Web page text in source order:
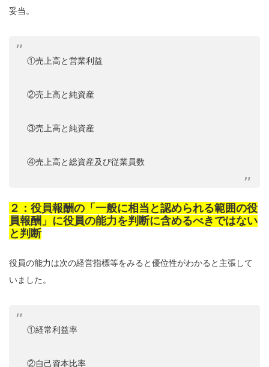
妥当。
①売上高と営業利益
②売上高と純資産
③売上高と純資産
④売上高と総資産及び従業員数
２：役員報酬の「一般に相当と認められる範囲の役
員報酬」に役員の能力を判断に含めるべきではない
と判断
役員の能力は次の経営指標等をみると優位性がわかると主張して
いました。
①経常利益率
②自己資本比率